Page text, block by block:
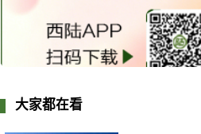
大家都在看